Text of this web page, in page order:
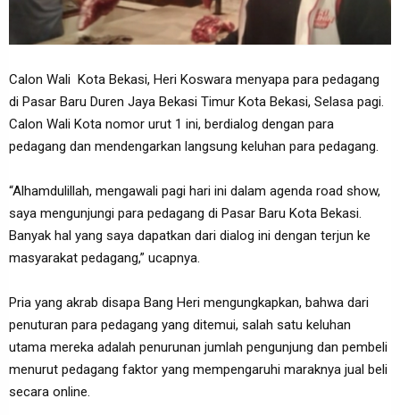
Calon Wali Kota Bekasi, Heri Koswara menyapa para pedagang
di Pasar Baru Duren Jaya Bekasi Timur Kota Bekasi, Selasa pagi.
Calon Wali Kota nomor urut 1 ini, berdialog dengan para
pedagang dan mendengarkan langsung keluhan para pedagang.
“Alhamdulillah, mengawali pagi hari ini dalam agenda road show,
saya mengunjungi para pedagang di Pasar Baru Kota Bekasi.
Banyak hal yang saya dapatkan dari dialog ini dengan terjun ke
masyarakat pedagang,” ucapnya.
Pria yang akrab disapa Bang Heri mengungkapkan, bahwa dari
penuturan para pedagang yang ditemui, salah satu keluhan
utama mereka adalah penurunan jumlah pengunjung dan pembeli
menurut pedagang faktor yang mempengaruhi maraknya jual beli
secara online.